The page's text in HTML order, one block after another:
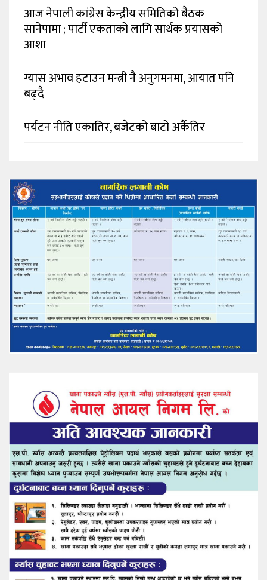
आज नेपाली कांग्रेस केन्द्रीय समितिको बैठक
सानेपामा ; पार्टी एकताको लागि सार्थक प्रयासको
आशा
ग्यास अभाव हटाउन मन्त्री नै अनुगमनमा, आयात पनि
बढ्दै
पर्यटन नीति एकातिर, बजेटको बाटो अर्कैतिर